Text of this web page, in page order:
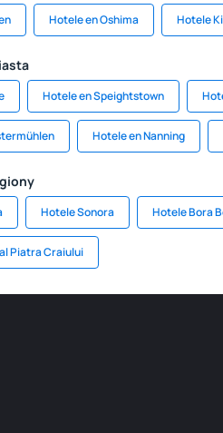
Hotele en Oshima Hotele
Hotele en Speightstown
Hotele en Nanning
Hotele Sonora Hotele Bora
Piatra Craiului